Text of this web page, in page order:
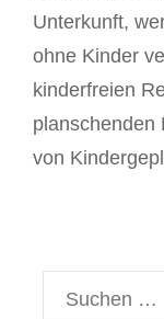
Unterkunft,
ohne Kinder
kinderfreien
planschenden
von
Suchen